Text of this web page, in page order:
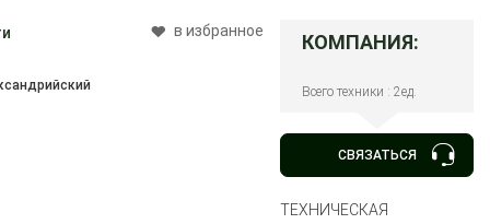
в избранное КОМПАНИЯ:
Всего техники : 2ед.
СВЯЗАТЬСЯ
ТЕХНИЧЕСКАЯ